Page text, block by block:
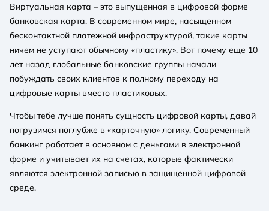
Виртуальная карта – это выпущенная в цифровой форме
банковская карта. В современном мире, насыщенном
бесконтактной платежной инфраструктурой, такие карты
ничем не уступают обычному «пластику». Вот почему еще 10
лет назад глобальные банковские группы начали
побуждать своих клиентов к полному переходу на
цифровые карты вместо пластиковых.
Чтобы тебе лучше понять сущность цифровой карты, давай
погрузимся поглубже в «карточную» логику. Современный
банкинг работает в основном с деньгами в электронной
форме и учитывает их на счетах, которые фактически
являются электронной записью в защищенной цифровой
среде.